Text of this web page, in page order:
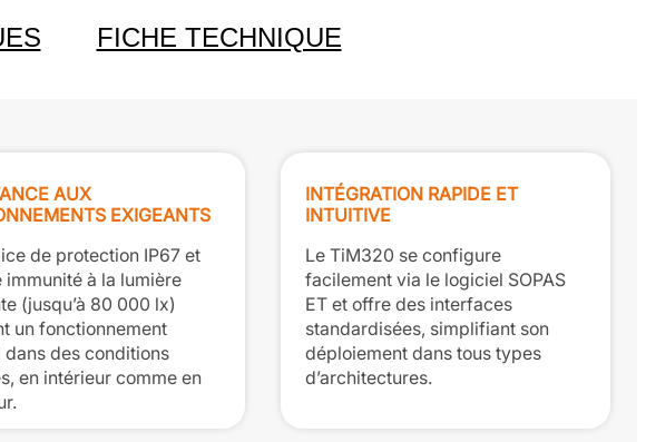
FICHE TECHNIQUE
AUX
EXIGEANTS
de protection IP67 et
immunité à la lumière
(jusqu’à 80 000 lx)
un fonctionnement
dans des conditions
en intérieur comme en
INTÉGRATION RAPIDE ET
INTUITIVE
Le TiM320 se configure
facilement via le logiciel SOPAS
ET et offre des interfaces
standardisées, simplifiant son
déploiement dans tous types
d’architectures.